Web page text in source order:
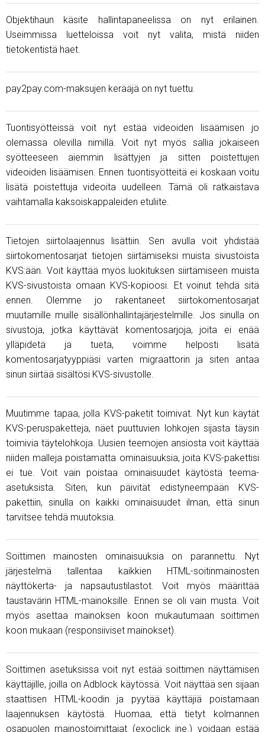
Objektihaun käsite hallintapaneelissa on nyt erilainen.
Useimmissa luetteloissa voit nyt valita, mistä niiden
tietokentistä haet.
pay2pay.com-maksujen kerääjä on nyt tuettu.
Tuontisyötteissä voit nyt estää videoiden lisäämisen jo
olemassa olevilla nimillä. Voit nyt myös sallia jokaiseen
syötteeseen aiemmin lisättyjen ja sitten poistettujen
videoiden lisäämisen. Ennen tuontisyötteitä ei koskaan voitu
lisätä poistettuja videoita uudelleen. Tämä oli ratkaistava
vaihtamalla kaksoiskappaleiden etuliite.
Tietojen siirtolaajennus lisättiin. Sen avulla voit yhdistää
siirtokomentosarjat tietojen siirtämiseksi muista sivustoista
KVS:ään. Voit käyttää myös luokituksen siirtämiseen muista
KVS-sivustoista omaan KVS-kopioosi. Et voinut tehdä sitä
ennen. Olemme jo rakentaneet siirtokomentosarjat
muutamille muille sisällönhallintajärjestelmille. Jos sinulla on
sivustoja, jotka käyttävät komentosarjoja, joita ei enää
ylläpidetä ja tueta, voimme helposti lisätä
komentosarjatyyppiäsi varten migraattorin ja siten antaa
sinun siirtää sisältösi KVS-sivustolle.
Muutimme tapaa, jolla KVS-paketit toimivat. Nyt kun käytät
KVS-peruspaketteja, näet puuttuvien lohkojen sijasta täysin
toimivia täytelohkoja. Uusien teemojen ansiosta voit käyttää
niiden malleja poistamatta ominaisuuksia, joita KVS-pakettisi
ei tue. Voit vain poistaa ominaisuudet käytöstä teema-
asetuksista. Siten, kun päivität edistyneempään KVS-
pakettiin, sinulla on kaikki ominaisuudet ilman, että sinun
tarvitsee tehdä muutoksia.
Soittimen mainosten ominaisuuksia on parannettu. Nyt
järjestelmä tallentaa kaikkien HTML-soitinmainosten
näyttökerta- ja napsautustilastot. Voit myös määrittää
taustavärin HTML-mainoksille. Ennen se oli vain musta. Voit
myös asettaa mainoksen koon mukautumaan soittimen
koon mukaan (responsiiviset mainokset).
Soittimen asetuksissa voit nyt estää soittimen näyttämisen
käyttäjille, joilla on Adblock käytössä. Voit näyttää sen sijaan
staattisen HTML-koodin ja pyytää käyttäjiä poistamaan
laajennuksen käytöstä. Huomaa, että tietyt kolmannen
osapuolen mainostoimittajat (exoclick jne.) voidaan estää